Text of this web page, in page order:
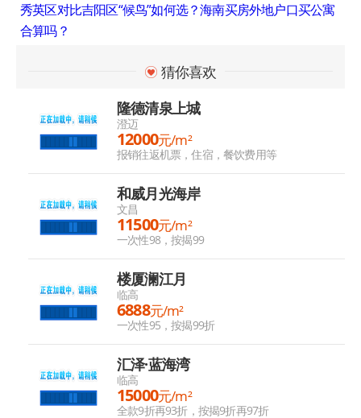
秀英区对比吉阳区“候鸟”如何选？海南买房外地户口买公寓
合算吗？
猜你喜欢
隆德清泉上城
澄迈
12000元/m²
报销往返机票，住宿，餐饮费用等
和威月光海岸
文昌
11500元/m²
一次性98，按揭99
楼厦澜江月
临高
6888元/m²
一次性95，按揭99折
汇泽·蓝海湾
临高
15000元/m²
全款9折再93折，按揭9折再97折